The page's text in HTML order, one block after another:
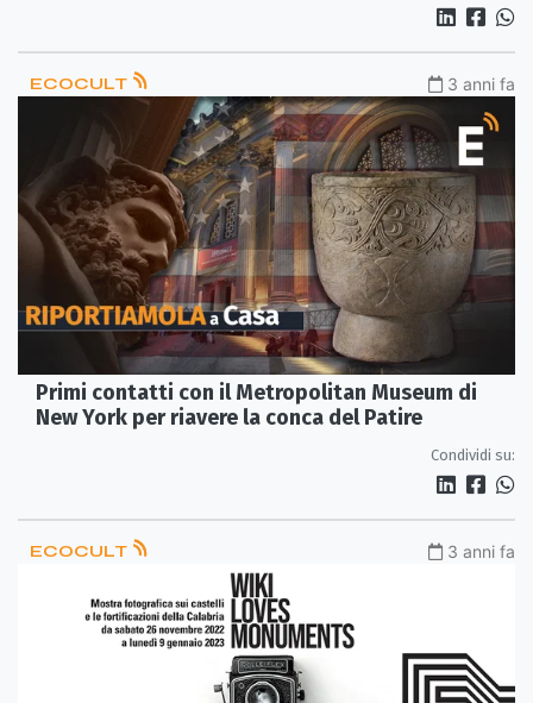
ECOCULT 3 anni fa
Primi contatti con il Metropolitan Museum di
New York per riavere la conca del Patire
Condividi su:
ECOCULT 3 anni fa